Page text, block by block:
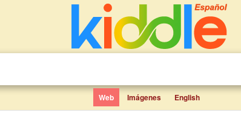
Web Imágenes English